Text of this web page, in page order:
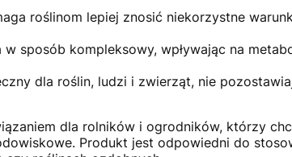
roślinom lepiej znosić niekorzystne
sposób kompleksowy, wpływając na
dla roślin, ludzi i zwierząt, nie
dla rolników i ogrodników, którzy
Produkt jest odpowiedni do